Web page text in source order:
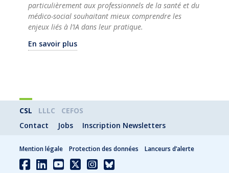
particulièrement aux professionnels de la santé et du
médico-social souhaitant mieux comprendre les
enjeux liés à l’IA dans leur pratique.
En savoir plus
CSL LLLC
CEFOS
Contact
Jobs Inscription Newsletters
Mention légale Protection des données Lanceurs d’alerte